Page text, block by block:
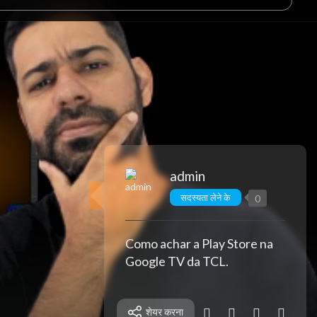
admin
सदस्यता लेने के 0
Como achar a Play Store na
Google TV da TCL.
शेयर करना